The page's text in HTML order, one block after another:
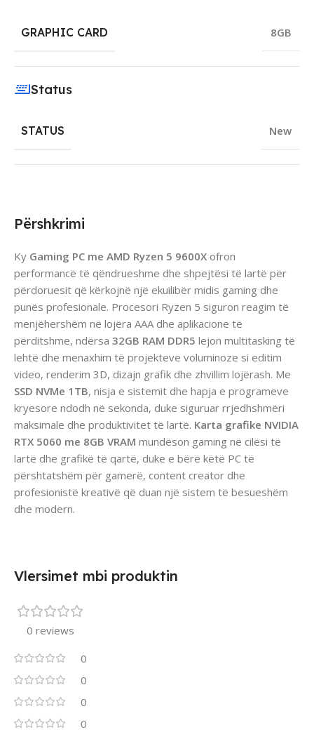
Përshkrimi
Ky Gaming PC me AMD Ryzen 5 9600X ofron
performancë të qëndrueshme dhe shpejtësi të lartë për
përdoruesit që kërkojnë një ekuilibër midis gaming dhe
punës profesionale. Procesori Ryzen 5 siguron reagim të
menjëhershëm në lojëra AAA dhe aplikacione të
përditshme, ndërsa 32GB RAM DDR5 lejon multitasking të
lehtë dhe menaxhim të projekteve voluminoze si editim
video, renderim 3D, dizajn grafik dhe zhvillim lojërash. Me
SSD NVMe 1TB, nisja e sistemit dhe hapja e programeve
kryesore ndodh në sekonda, duke siguruar rrjedhshmëri
maksimale dhe produktivitet të lartë. Karta grafike NVIDIA
RTX 5060 me 8GB VRAM mundëson gaming në cilësi të
lartë dhe grafikë të qartë, duke e bërë këtë PC të
përshtatshëm për gamerë, content creator dhe
profesionistë kreativë që duan një sistem të besueshëm
dhe modern.
GRAPHIC CARD 8GB
Status
STATUS New
Vlersimet mbi produktin
0 reviews
0
0
0
0